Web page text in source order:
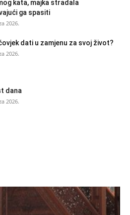
kata, majka stradala
ga spasiti
2026.
dati u zamjenu za svoj život?
2026.
dana
2026.